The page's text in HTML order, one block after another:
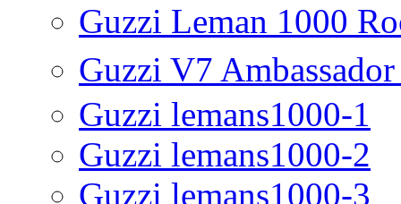
Guzzi Leman 1000
Guzzi V7
Guzzi lemans1000-1
Guzzi lemans1000-2
Guzzi lemans1000-3